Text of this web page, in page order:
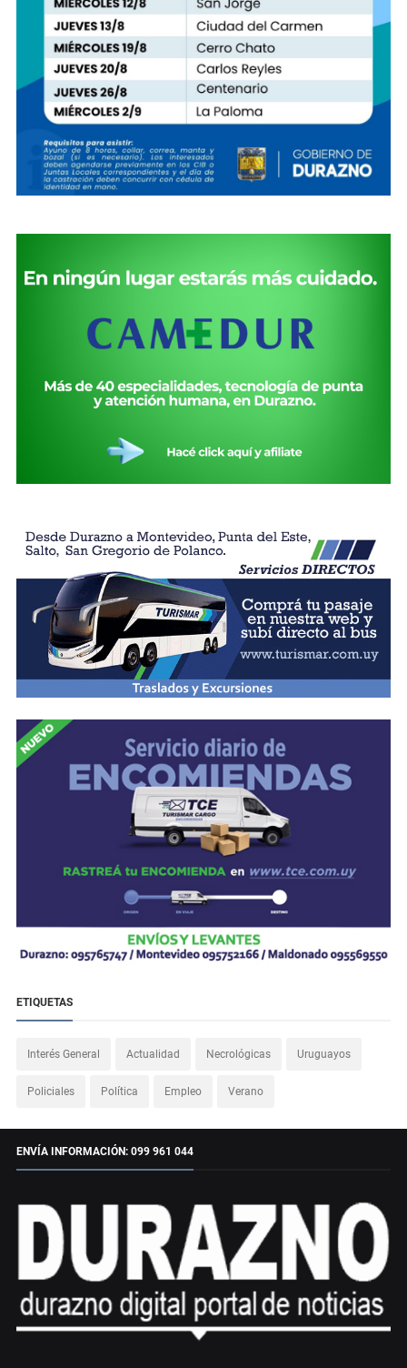
ETIQUETAS
Interés General Actualidad Necrológicas Uruguayos
Policiales Política Empleo Verano
ENVÍA INFORMACIÓN: 099 961 044